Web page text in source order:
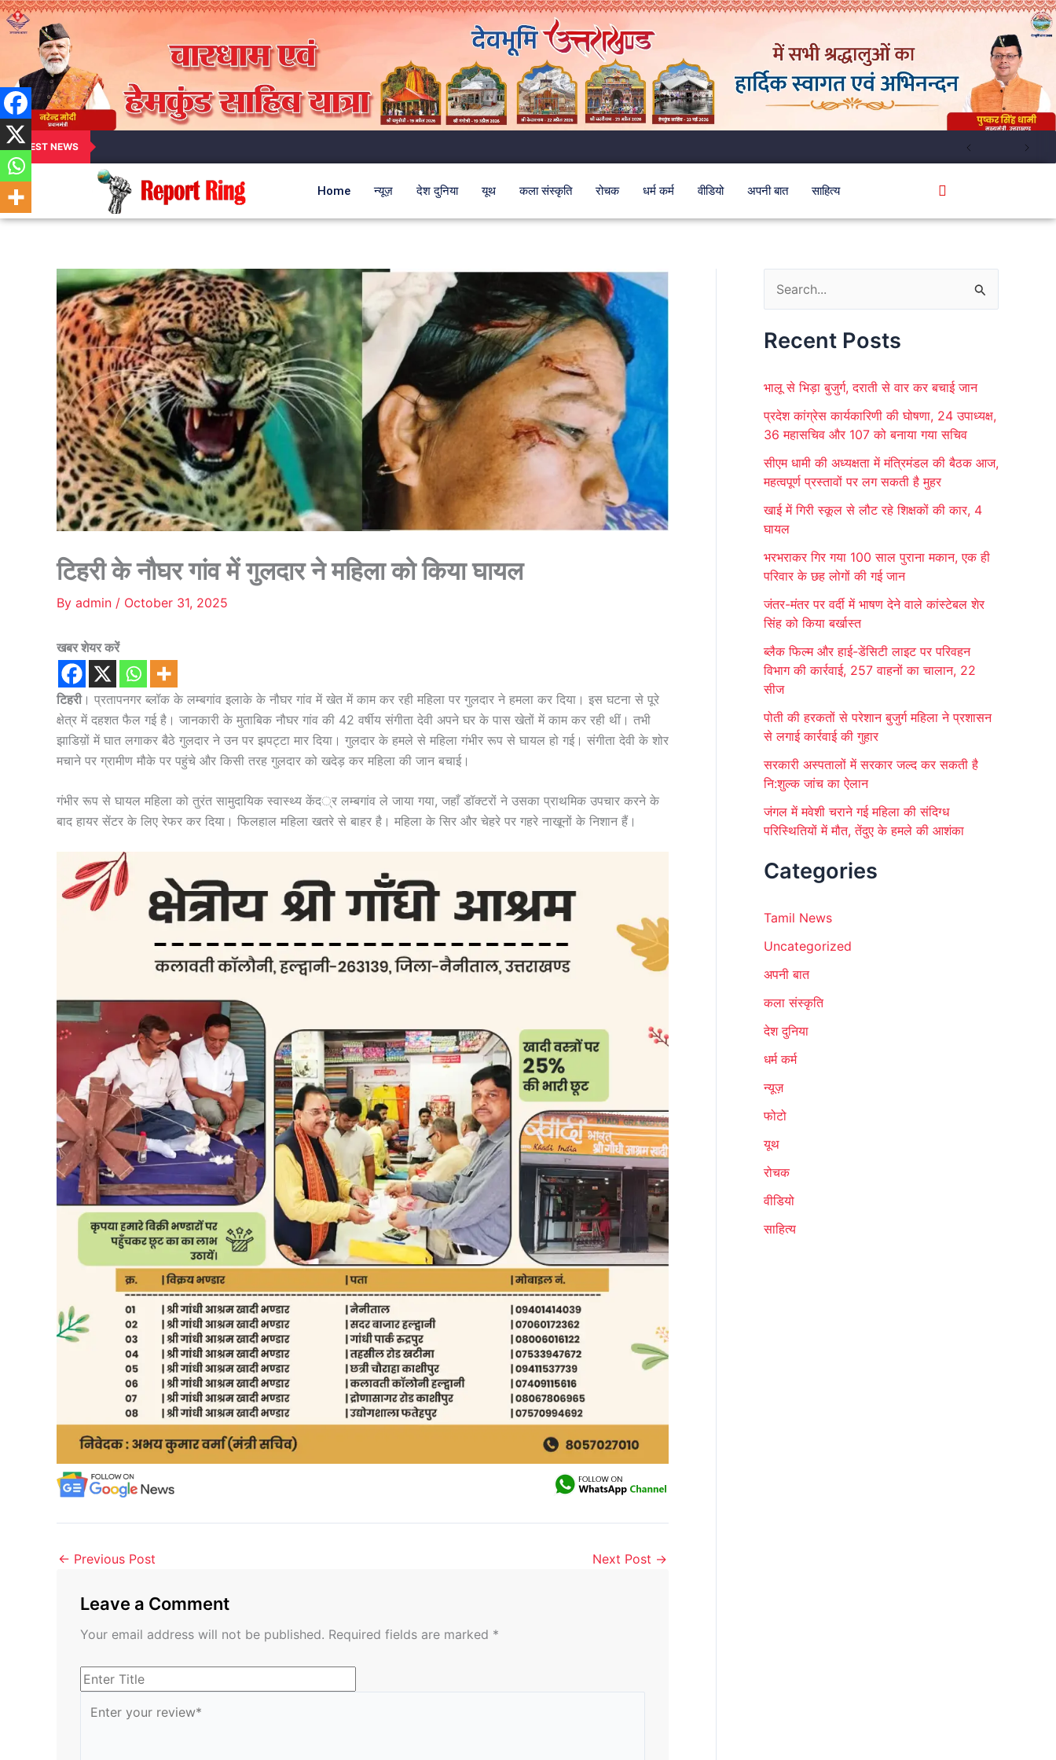
LATEST NEWS
Home न्यूज़ देश दुनिया यूथ कला संस्कृति रोचक धर्म कर्म वीडियो अपनी बात साहित्य
टिहरी के नौघर गांव में गुलदार ने महिला को किया घायल
By admin / October 31, 2025
खबर शेयर करें
टिहरी। प्रतापनगर ब्लॉक के लम्बगांव इलाके के नौघर गांव में खेत में काम कर रही महिला पर गुलदार ने हमला कर दिया। इस घटना से पूरे
क्षेत्र में दहशत फैल गई है। जानकारी के मुताबिक नौघर गांव की 42 वर्षीय संगीता देवी अपने घर के पास खेतों में काम कर रही थीं। तभी
झाडिय़ों में घात लगाकर बैठे गुलदार ने उन पर झपट्टा मार दिया। गुलदार के हमले से महिला गंभीर रूप से घायल हो गई। संगीता देवी के शोर
मचाने पर ग्रामीण मौके पर पहुंचे और किसी तरह गुलदार को खदेड़ कर महिला की जान बचाई।
गंभीर रूप से घायल महिला को तुरंत सामुदायिक स्वास्थ्य केंद्र लम्बगांव ले जाया गया, जहाँ डॉक्टरों ने उसका प्राथमिक उपचार करने के
बाद हायर सेंटर के लिए रेफर कर दिया। फिलहाल महिला खतरे से बाहर है। महिला के सिर और चेहरे पर गहरे नाखूनों के निशान हैं।
← Previous Post Next Post →
Leave a Comment
Your email address will not be published. Required fields are marked *
a
c
h
f
o
Recent Posts
भालू से भिड़ा बुजुर्ग, दराती से वार कर बचाई जान
प्रदेश कांग्रेस कार्यकारिणी की घोषणा, 24 उपाध्यक्ष,
36 महासचिव और 107 को बनाया गया सचिव
सीएम धामी की अध्यक्षता में मंत्रिमंडल की बैठक आज,
महत्वपूर्ण प्रस्तावों पर लग सकती है मुहर
खाई में गिरी स्कूल से लौट रहे शिक्षकों की कार, 4
घायल
भरभराकर गिर गया 100 साल पुराना मकान, एक ही
परिवार के छह लोगों की गई जान
जंतर-मंतर पर वर्दी में भाषण देने वाले कांस्टेबल शेर
सिंह को किया बर्खास्त
ब्लैक फिल्म और हाई-डेंसिटी लाइट पर परिवहन
विभाग की कार्रवाई, 257 वाहनों का चालान, 22
सीज
पोती की हरकतों से परेशान बुजुर्ग महिला ने प्रशासन
से लगाई कार्रवाई की गुहार
सरकारी अस्पतालों में सरकार जल्द कर सकती है
नि:शुल्क जांच का ऐलान
जंगल में मवेशी चराने गई महिला की संदिग्ध
परिस्थितियों में मौत, तेंदुए के हमले की आशंका
Categories
Tamil News
Uncategorized
अपनी बात
कला संस्कृति
देश दुनिया
धर्म कर्म
न्यूज़
फोटो
यूथ
रोचक
वीडियो
साहित्य